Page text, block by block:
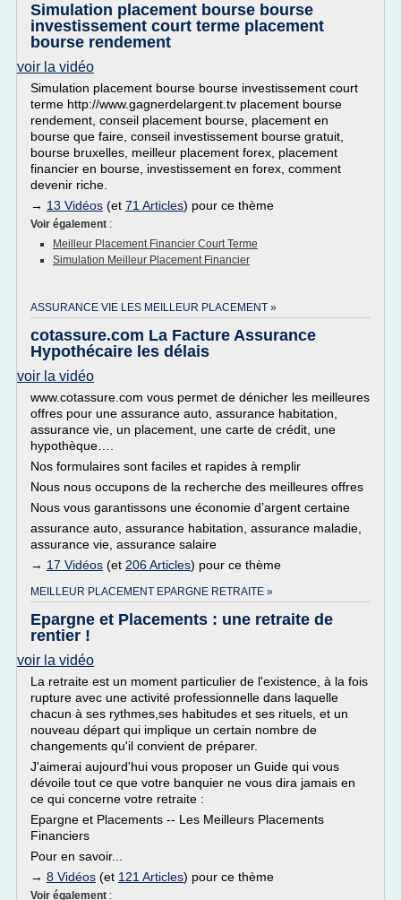
Simulation placement bourse bourse
investissement court terme placement
bourse rendement
voir la vidéo
Simulation placement bourse bourse investissement court
terme http://www.gagnerdelargent.tv placement bourse
rendement, conseil placement bourse, placement en
bourse que faire, conseil investissement bourse gratuit,
bourse bruxelles, meilleur placement forex, placement
financier en bourse, investissement en forex, comment
devenir riche.
→ 13 Vidéos (et 71 Articles) pour ce thème
Voir également :
Meilleur Placement Financier Court Terme
Simulation Meilleur Placement Financier
ASSURANCE VIE LES MEILLEUR PLACEMENT »
cotassure.com La Facture Assurance
Hypothécaire les délais
voir la vidéo
www.cotassure.com vous permet de dénicher les meilleures
offres pour une assurance auto, assurance habitation,
assurance vie, un placement, une carte de crédit, une
hypothèque….
Nos formulaires sont faciles et rapides à remplir
Nous nous occupons de la recherche des meilleures offres
Nous vous garantissons une économie d’argent certaine
assurance auto, assurance habitation, assurance maladie,
assurance vie, assurance salaire
→ 17 Vidéos (et 206 Articles) pour ce thème
MEILLEUR PLACEMENT EPARGNE RETRAITE »
Epargne et Placements : une retraite de
rentier !
voir la vidéo
La retraite est un moment particulier de l'existence, à la fois
rupture avec une activité professionnelle dans laquelle
chacun à ses rythmes,ses habitudes et ses rituels, et un
nouveau départ qui implique un certain nombre de
changements qu'il convient de préparer.
J'aimerai aujourd'hui vous proposer un Guide qui vous
dévoile tout ce que votre banquier ne vous dira jamais en
ce qui concerne votre retraite :
Epargne et Placements -- Les Meilleurs Placements
Financiers
Pour en savoir...
→ 8 Vidéos (et 121 Articles) pour ce thème
Voir également :